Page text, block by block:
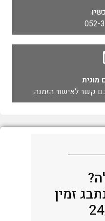
052-
מונית
קשר לאישור הזמנה.
זמין